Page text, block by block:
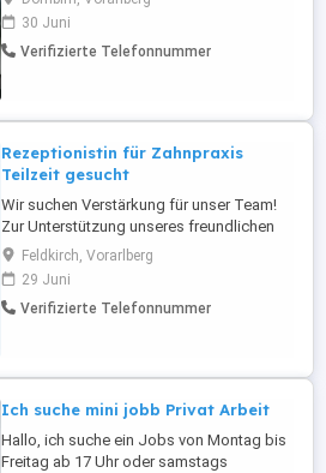
möglich Wir bieten: Abwechslungsreiche
Tätigkeiten Modern ausgestattete
Werkstatt Kollegiales Arbeitsumfeld Faire
30 Juni
Verifizierte Telefonnummer
Rezeptionistin für Zahnpraxis
Teilzeit gesucht
Wir suchen Verstärkung für unser Team!
Zur Unterstützung unseres freundlichen
und engagierten Praxisteams suchen wir
ab sofort eine motivierte und zuverlässige
Rezeptionistin für unsere Zahnpraxis 23
Wochenstunden Wenn Sie Freunde am
einem ...
Feldkirch, Vorarlberg
29 Juni
Verifizierte Telefonnummer
Ich suche mini jobb Privat Arbeit
Hallo, ich suche ein Jobs von Montag bis
Freitag ab 17 Uhr oder samstags